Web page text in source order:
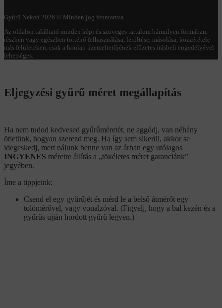
Gyűrű Neked 2026 © Minden jog fenntartva.
Az oldalon található minden képi és szöveges tartalom bármilyen formában,
részben vagy egészben történő felhasználása, letöltése, másolása, közzététele
más felületeken, csak a honlap üzemeltetőjének előzetes írásbeli engedélyével
lehetséges.
Eljegyzési gyűrű méret megállapítás
Ha nem tudod kedvesed gyűrűméretét, ne aggódj, van néhány
ötletünk, hogyan szerezd meg. Ha így sem sikerül, akkor se
idegeskedj, mert nálunk benne van az árban egy utólagos
INGYENES méretre állítás a „tökéletes méret garanciánk”
jegyében.
Íme a tippjeink:
Csend el egy gyűrűjét és mérd le a belső átmérőt egy
tolómérővel, vagy vonalzóval. (Figyelj, hogy a bal kezén és a
gyűrűs ujján hordott gyűrű legyen.)